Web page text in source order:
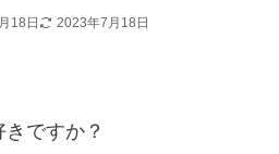
18日 2023年7月18日
ですか？